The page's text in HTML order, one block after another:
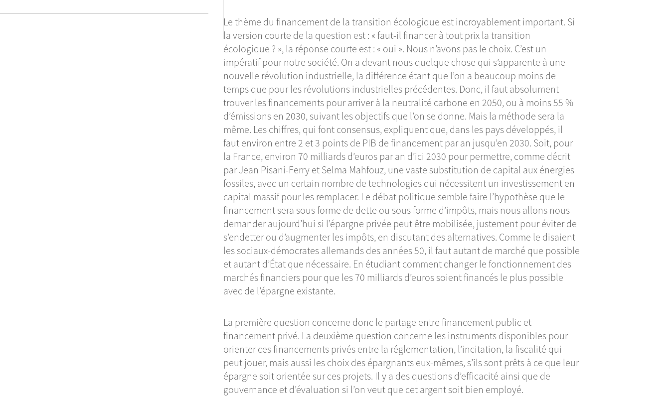
Le thème du financement de la transition écologique est incroyablement important. Si
la version courte de la question est : « faut-il financer à tout prix la transition
écologique ? », la réponse courte est : « oui ». Nous n’avons pas le choix. C’est un
impératif pour notre société. On a devant nous quelque chose qui s’apparente à une
nouvelle révolution industrielle, la différence étant que l’on a beaucoup moins de
temps que pour les révolutions industrielles précédentes. Donc, il faut absolument
trouver les financements pour arriver à la neutralité carbone en 2050, ou à moins 55 %
d’émissions en 2030, suivant les objectifs que l’on se donne. Mais la méthode sera la
même. Les chiffres, qui font consensus, expliquent que, dans les pays développés, il
faut environ entre 2 et 3 points de PIB de financement par an jusqu’en 2030. Soit, pour
la France, environ 70 milliards d’euros par an d’ici 2030 pour permettre, comme décrit
par Jean Pisani-Ferry et Selma Mahfouz, une vaste substitution de capital aux énergies
fossiles, avec un certain nombre de technologies qui nécessitent un investissement en
capital massif pour les remplacer. Le débat politique semble faire l’hypothèse que le
financement sera sous forme de dette ou sous forme d’impôts, mais nous allons nous
demander aujourd’hui si l’épargne privée peut être mobilisée, justement pour éviter de
s’endetter ou d’augmenter les impôts, en discutant des alternatives. Comme le disaient
les sociaux-démocrates allemands des années 50, il faut autant de marché que possible
et autant d’État que nécessaire. En étudiant comment changer le fonctionnement des
marchés financiers pour que les 70 milliards d’euros soient financés le plus possible
avec de l’épargne existante.
La première question concerne donc le partage entre financement public et
financement privé. La deuxième question concerne les instruments disponibles pour
orienter ces financements privés entre la réglementation, l’incitation, la fiscalité qui
peut jouer, mais aussi les choix des épargnants eux-mêmes, s’ils sont prêts à ce que leur
épargne soit orientée sur ces projets. Il y a des questions d’efficacité ainsi que de
gouvernance et d’évaluation si l’on veut que cet argent soit bien employé.